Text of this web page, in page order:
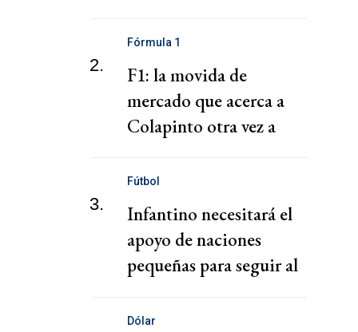
2.
Fórmula 1
F1: la movida de
mercado que acerca a
Colapinto otra vez a
3.
Fútbol
Infantino necesitará el
apoyo de naciones
pequeñas para seguir al
Dólar